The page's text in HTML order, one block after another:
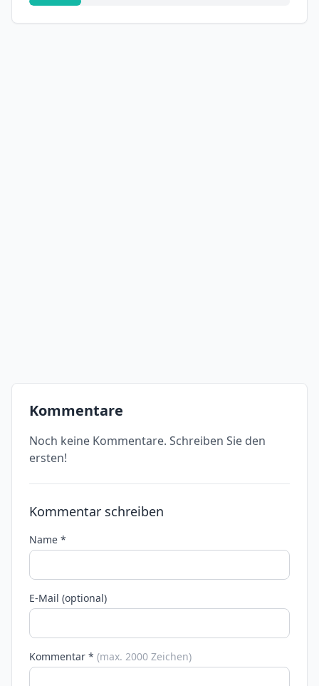
Kommentare
Noch keine Kommentare. Schreiben Sie den
ersten!
Kommentar schreiben
Name *
E-Mail (optional)
Kommentar * (max. 2000 Zeichen)